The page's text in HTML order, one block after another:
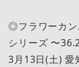
◎フラワーカン
シリーズ 〜
3月13日(土)